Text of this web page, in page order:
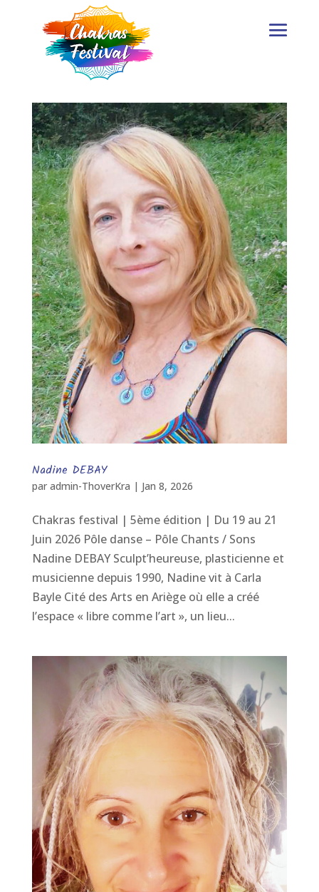
Nadine DEBAY
par admin-ThoverKra | Jan 8, 2026
Chakras festival | 5ème édition | Du 19 au 21
Juin 2026 Pôle danse – Pôle Chants / Sons
Nadine DEBAY Sculpt’heureuse, plasticienne et
musicienne depuis 1990, Nadine vit à Carla
Bayle Cité des Arts en Ariège où elle a créé
l’espace « libre comme l’art », un lieu...